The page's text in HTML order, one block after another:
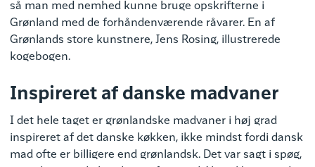
så man med nemhed kunne bruge opskrifterne i
Grønland med de forhåndenværende råvarer. En af
Grønlands store kunstnere, Jens Rosing, illustrerede
kogebogen.
Inspireret af danske madvaner
I det hele taget er grønlandske madvaner i høj grad
inspireret af det danske køkken, ikke mindst fordi dansk
mad ofte er billigere end grønlandsk. Det var sagt i spøg,